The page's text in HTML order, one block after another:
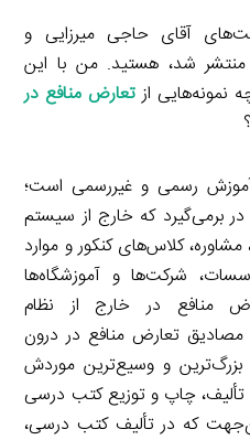
آقای حاجی میرزایی و
شد، هستید. من با این
ازتعارض منافع در
رسمی و غیررسمی است؛
برمی‌گیرد که خارج از سیستم
کلاس‌های کنکور و موارد
شرکت‌ها و آموزشگاه‌ها
منافع در خارج از نظام
تعارض منافع در درون
و وسیع‌ترین موردش
چاپ و توزیع کتب درسی
که در تألیف کتب درسی،